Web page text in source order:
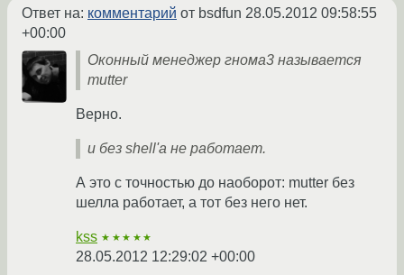
Ответ на: комментарий от bsdfun 28.05.2012 09:58:55
+00:00
Оконный менеджер гнома3 называется
mutter
Верно.
и без shell'а не работает.
А это с точностью до наоборот: mutter без
шелла работает, а тот без него нет.
kss ★★★★★
28.05.2012 12:29:02 +00:00